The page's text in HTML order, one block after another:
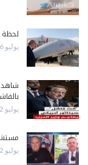
يوليو 26, 2026
يوليو 22, 2026
يوليو 22, 2026